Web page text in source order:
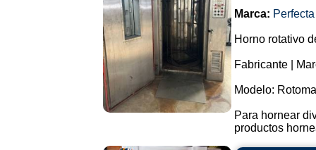
Marca:
Horno rotativo
Fabricante |
Modelo:
Para hornear
productos